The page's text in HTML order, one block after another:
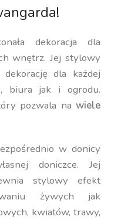
dekoracja dla
wnętrz. Jej stylowy
dla każdej
biura jak i ogrodu.
pozwala na wiele
w donicy
doniczce. Jej
stylowy efekt
żywych jak
kwiatów, trawy,